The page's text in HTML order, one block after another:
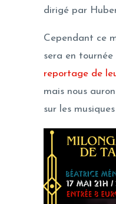
dirigé par
Cependant ce
sera en tournée
reportage de
mais nous
sur les